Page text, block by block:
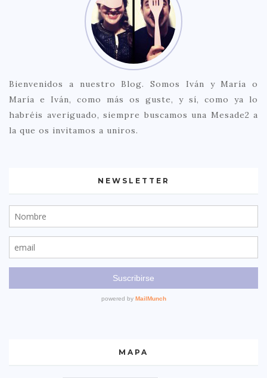
Bienvenidos a nuestro Blog. Somos Iván y María o
María e Iván, como más os guste, y sí, como ya lo
habréis averiguado, siempre buscamos una Mesade2 a
la que os invitamos a uniros.
NEWSLETTER
MAPA